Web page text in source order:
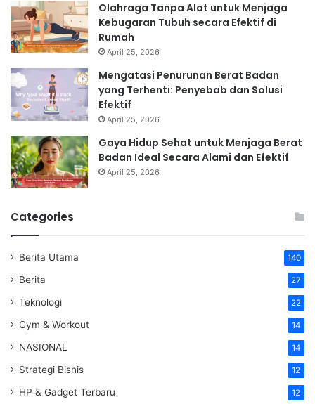
Olahraga Tanpa Alat untuk Menjaga
Kebugaran Tubuh secara Efektif di
Rumah
April 25, 2026
Mengatasi Penurunan Berat Badan
yang Terhenti: Penyebab dan Solusi
Efektif
April 25, 2026
Gaya Hidup Sehat untuk Menjaga Berat
Badan Ideal Secara Alami dan Efektif
April 25, 2026
Categories
Berita Utama 140
Berita 27
Teknologi 22
Gym & Workout 14
NASIONAL 14
Strategi Bisnis 12
HP & Gadget Terbaru 12